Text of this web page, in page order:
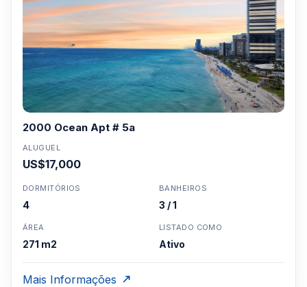
2000 Ocean Apt # 5a
ALUGUEL
US$17,000
DORMITÓRIOS
4
BANHEIROS
3 / 1
ÁREA
271 m2
LISTADO COMO
Ativo
Mais Informações